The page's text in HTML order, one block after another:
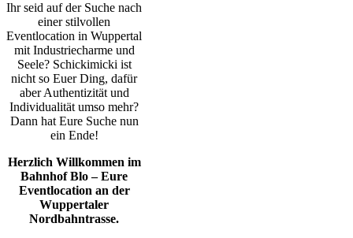
Ihr seid auf der Suche nach
einer stilvollen
Eventlocation in Wuppertal
mit Industriecharme und
Seele? Schickimicki ist
nicht so Euer Ding, dafür
aber Authentizität und
Individualität umso mehr?
Dann hat Eure Suche nun
ein Ende!
Herzlich Willkommen im
Bahnhof Blo – Eure
Eventlocation an der
Wuppertaler
Nordbahntrasse.